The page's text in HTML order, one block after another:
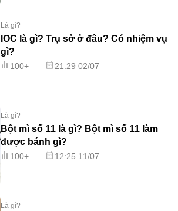
Là gì?
IOC là gì? Trụ sở ở đâu? Có nhiệm vụ
gì?
100+ 21:29 02/07
Là gì?
Bột mì số 11 là gì? Bột mì số 11 làm
được bánh gì?
100+ 12:25 11/07
Là gì?